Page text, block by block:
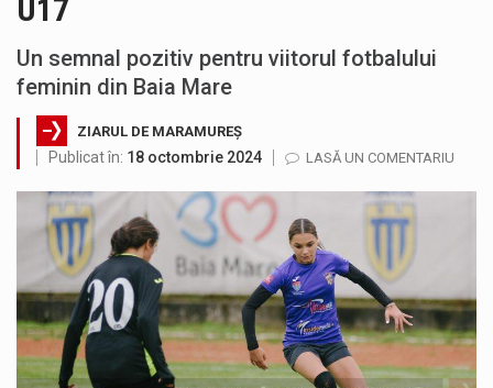
Proiectul pentru reconstrucția definitivă a podului peste râul Săsar din Baia Mare avansează într-o nouă etapă concretă. După asigurarea finanțării…
U17
Un semnal pozitiv pentru viitorul fotbalului
feminin din Baia Mare
ZIARUL DE MARAMUREȘ
Publicat în: 18 octombrie 2024 LASĂ UN COMENTARIU